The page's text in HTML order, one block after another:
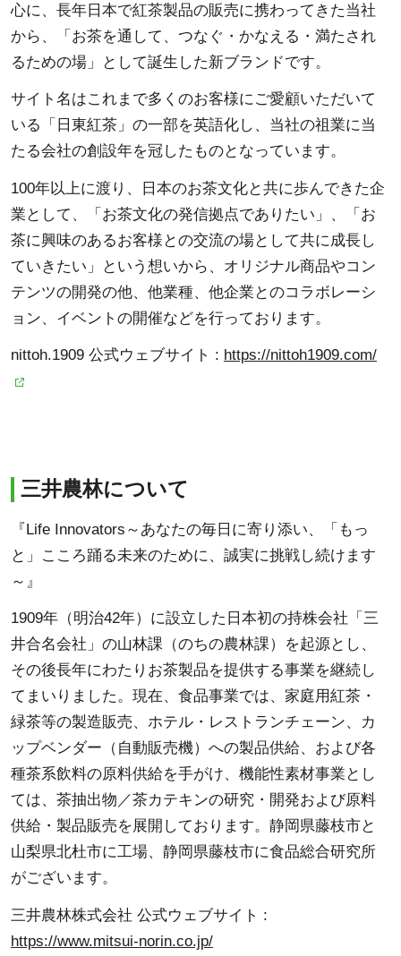
心に、長年日本で紅茶製品の販売に携わってきた当社
から、「お茶を通して、つなぐ・かなえる・満たされ
るための場」として誕生した新ブランドです。
サイト名はこれまで多くのお客様にご愛顧いただいて
いる「日東紅茶」の一部を英語化し、当社の祖業に当
たる会社の創設年を冠したものとなっています。
100年以上に渡り、日本のお茶文化と共に歩んできた企
業として、「お茶文化の発信拠点でありたい」、「お
茶に興味のあるお客様との交流の場として共に成長し
ていきたい」という想いから、オリジナル商品やコン
テンツの開発の他、他業種、他企業とのコラボレーシ
ョン、イベントの開催などを行っております。
nittoh.1909 公式ウェブサイト : https://nittoh1909.com/
三井農林について
『Life Innovators～あなたの毎日に寄り添い、「もっ
と」こころ踊る未来のために、誠実に挑戦し続けます
～』
1909年（明治42年）に設立した日本初の持株会社「三
井合名会社」の山林課（のちの農林課）を起源とし、
その後長年にわたりお茶製品を提供する事業を継続し
てまいりました。現在、食品事業では、家庭用紅茶・
緑茶等の製造販売、ホテル・レストランチェーン、カ
ップベンダー（自動販売機）への製品供給、および各
種茶系飲料の原料供給を手がけ、機能性素材事業とし
ては、茶抽出物／茶カテキンの研究・開発および原料
供給・製品販売を展開しております。静岡県藤枝市と
山梨県北杜市に工場、静岡県藤枝市に食品総合研究所
がございます。
三井農林株式会社 公式ウェブサイト :
https://www.mitsui-norin.co.jp/